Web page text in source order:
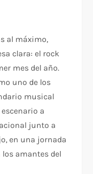
al máximo,
clara: el rock
mes del año.
uno de los
musical
a
junto a
en una jornada
amantes del